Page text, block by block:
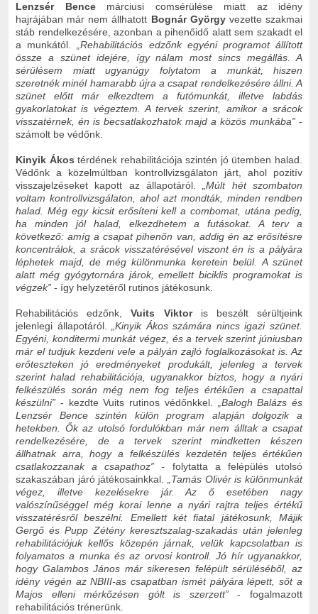
Lenzsér Bencemárciusi comsérülése miatt az idény
hajrájában már nem állhatott Bognár Györgyvezette szakmai
stáb rendelkezésére, azonban a pihenőidő alatt sem szakadt el
a munkától.„Rehabilitációs edzőnk egyéni programot állított
össze a szünet idejére, így nálam most sincs megállás. A
sérülésem miatt ugyanúgy folytatom a munkát, hiszen
szeretnék minél hamarabb újra a csapat rendelkezésére állni. A
szünet előtt már elkezdtem a futómunkát, illetve labdás
gyakorlatokat is végeztem. A tervek szerint, amikor a srácok
visszatérnek, én is becsatlakozhatok majd a közös munkába” -
számolt be védőnk.
Kinyik Ákos térdének rehabilitációja szintén jó ütemben halad.
Védőnk a közelmúltban kontrollvizsgálaton járt, ahol pozitív
visszajelzéseket kapott az állapotáról.„Múlt hét szombaton
voltam kontrollvizsgálaton, ahol azt mondták, minden rendben
halad. Még egy kicsit erősíteni kell a combomat, utána pedig,
ha minden jól halad, elkezdhetem a futásokat. A terv a
következő: amíg a csapat pihenőn van, addig én az erősítésre
koncentrálok, a srácok visszatérésével viszont én is a pályára
léphetek majd, de még különmunka keretein belül. A szünet
alatt még gyógytornára járok, emellett biciklis programokat is
végzek” - így helyzetéről rutinos játékosunk.
Rehabilitációs edzőnk,Vuits Viktoris beszélt sérültjeink
jelenlegi állapotáról.„Kinyik Ákos számára nincs igazi szünet.
Egyéni, konditermi munkát végez, és a tervek szerint júniusban
már el tudjuk kezdeni vele a pályán zajló foglalkozásokat is. Az
erőteszteken jó eredményeket produkált, jelenleg a tervek
szerint halad rehabilitációja, ugyanakkor biztos, hogy a nyári
felkészülés során még nem fog teljes értékűen a csapattal
készülni” - kezdte Vuits rutinos védőnkkel. „Balogh Balázs és
Lenzsér Bence szintén külön program alapján dolgozik a
hetekben. Ők az utolsó fordulókban már nem álltak a csapat
rendelkezésére, de a tervek szerint mindketten készen
állhatnak arra, hogy a felkészülés kezdetén teljes értékűen
csatlakozzanak a csapathoz” - folytatta a felépülés utolsó
szakaszában járó játékosainkkal. „Tamás Olivér is különmunkát
végez, illetve kezelésekre jár. Az ő esetében nagy
valószínűséggel még korai lenne a nyári rajtra teljes értékű
visszatérésről beszélni. Emellett két fiatal játékosunk, Májik
Gergő és Pupp Zétény keresztszalag-szakadás után jelenleg
rehabilitációjuk kellős közepén járnak, velük kapcsolatban is
folyamatos a munka és az orvosi kontroll. Jó hír ugyanakkor,
hogy Galambos János már sikeresen felépült sérüléséből, az
idény végén az NBIII-as csapatban ismét pályára lépett, sőt a
Majos elleni mérkőzésen gólt is szerzett”- fogalmazott
rehabilitációs trénerünk.